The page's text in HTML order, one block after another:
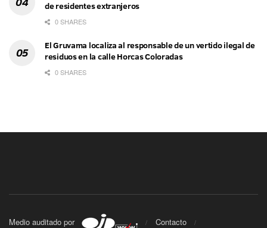
de residentes extranjeros
0 SHARES
El Gruvama localiza al responsable de un vertido ilegal de
residuos en la calle Horcas Coloradas
0 SHARES
Medio auditado por
Contacto